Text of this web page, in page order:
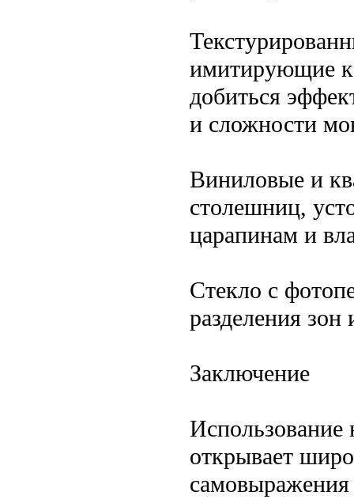
имитирующие
добиться
и сложности
Виниловые и
столешниц,
царапинам и
Стекло с
разделения
Заключение
Использование
открывает